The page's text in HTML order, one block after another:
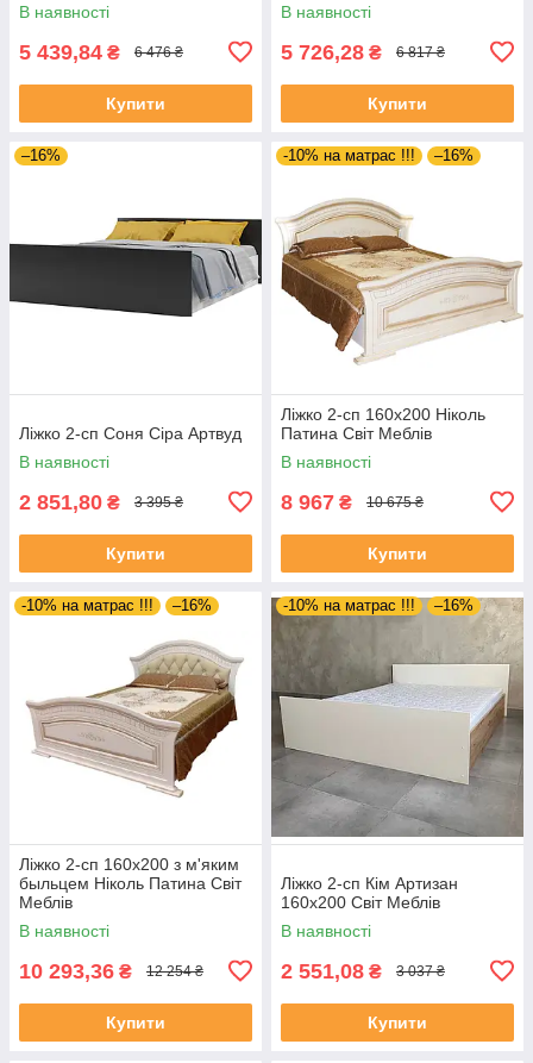
В наявності
5 439,84 ₴ 6 476 ₴
Купити
В наявності
5 726,28 ₴ 6 817 ₴
Купити
–16%
Ліжко 2-сп Соня Сіра Артвуд
В наявності
2 851,80 ₴ 3 395 ₴
Купити
-10% на матрас !!! –16%
Ліжко 2-сп 160х200 Ніколь
Патина Світ Меблів
В наявності
8 967 ₴ 10 675 ₴
Купити
-10% на матрас !!! –16%
Ліжко 2-сп 160х200 з м'яким
быльцем Ніколь Патина Світ
Меблів
В наявності
10 293,36 ₴ 12 254 ₴
Купити
-10% на матрас !!! –16%
Ліжко 2-сп Кім Артизан
160х200 Світ Меблів
В наявності
2 551,08 ₴ 3 037 ₴
Купити